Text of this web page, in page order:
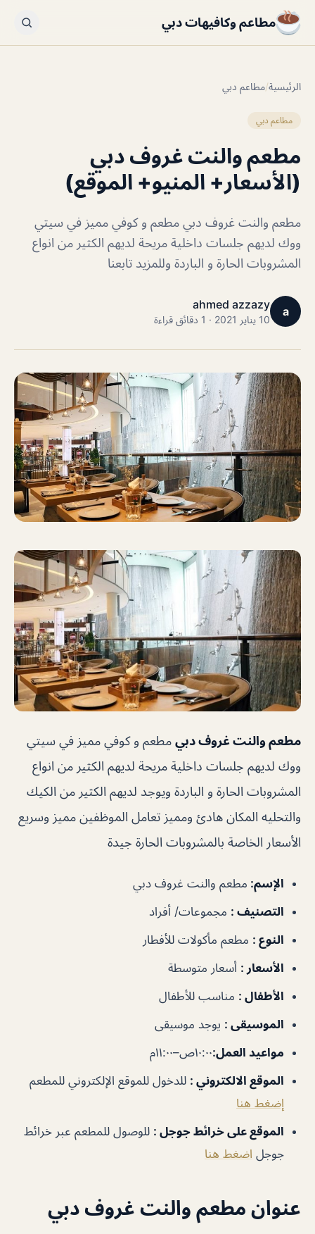
مطاعم وكافيهات دبي
الرئيسية/مطاعم دبي
مطاعم دبي
مطعم والنت غروف دبي
(الأسعار+ المنيو+ الموقع)
مطعم والنت غروف دبي مطعم و كوفي مميز في سيتي
ووك لديهم جلسات داخلية مريحة لديهم الكثير من انواع
المشروبات الحارة و الباردة وللمزيد تابعنا
a
ahmed azzazy
10 يناير 2021 · 1 دقائق قراءة
مطعم والنت غروف دبي مطعم و كوفي مميز في سيتي
ووك لديهم جلسات داخلية مريحة لديهم الكثير من انواع
المشروبات الحارة و الباردة ويوجد لديهم الكثير من الكيك
والتحليه المكان هادئ ومميز تعامل الموظفين مميز وسريع
الأسعار الخاصة بالمشروبات الحارة جيدة
الإسم: مطعم والنت غروف دبي
التصنيف : مجموعات/ أفراد
النوع : مطعم مأكولات للأفطار
الأسعار : أسعار متوسطة
الأطفال : مناسب للأطفال
الموسيقى : يوجد موسيقى
مواعيد العمل:١٠:٠٠ص–١١:٠٠م
الموقع الالكتروني : للدخول للموقع الإلكتروني للمطعم
إضغط هنا
الموقع على خرائط جوجل : للوصول للمطعم عبر خرائط
جوجل اضغط هنا
عنوان مطعم والنت غروف دبي